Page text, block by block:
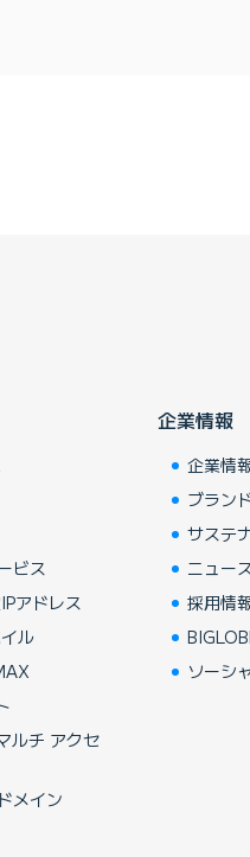
ビス
アドレス
ル
ルチ アクセ
メイン
企業情報
企業情
ブラン
サステ
ニュー
採用情
ソーシ